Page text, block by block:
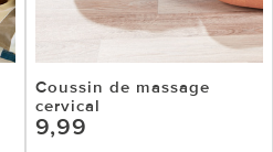
Coussin de massage
cervical
9,99